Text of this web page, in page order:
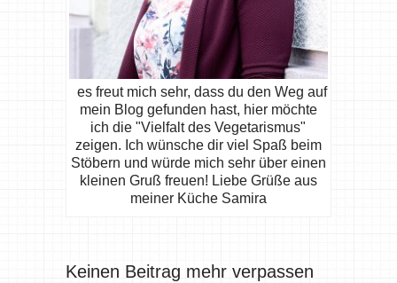
es freut mich sehr, dass du den Weg auf
mein Blog gefunden hast, hier möchte
ich die "Vielfalt des Vegetarismus"
zeigen. Ich wünsche dir viel Spaß beim
Stöbern und würde mich sehr über einen
kleinen Gruß freuen! Liebe Grüße aus
meiner Küche Samira
Keinen Beitrag mehr verpassen